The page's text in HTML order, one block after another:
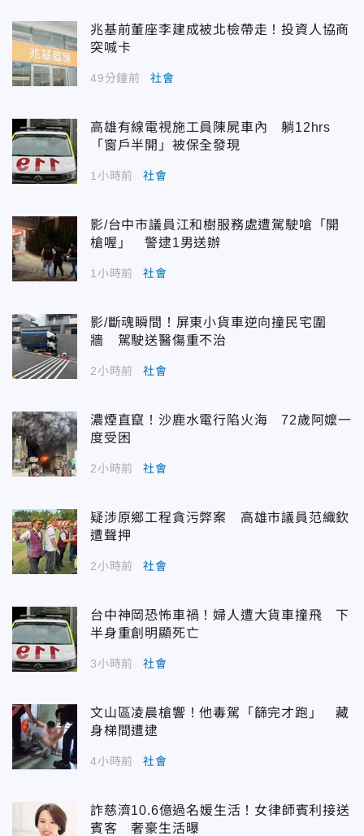
兆基前董座李建成被北檢帶走！投資人協商
突喊卡
49分鐘前 社會
高雄有線電視施工員陳屍車內 躺12hrs
「窗戶半開」被保全發現
1小時前 社會
影/台中市議員江和樹服務處遭駕駛嗆「開
槍喔」 警逮1男送辦
1小時前 社會
影/斷魂瞬間！屏東小貨車逆向撞民宅圍
牆 駕駛送醫傷重不治
2小時前 社會
濃煙直竄！沙鹿水電行陷火海 72歲阿嬤一
度受困
2小時前 社會
疑涉原鄉工程貪污弊案 高雄市議員范織欽
遭聲押
2小時前 社會
台中神岡恐怖車禍！婦人遭大貨車撞飛 下
半身重創明顯死亡
3小時前 社會
文山區凌晨槍響！他毒駕「篩完才跑」 藏
身梯間遭逮
4小時前 社會
詐慈濟10.6億過名媛生活！女律師賓利接送
賓客 奢豪生活曝